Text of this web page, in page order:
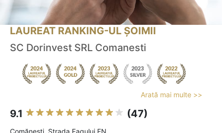
LAUREAT RANKING-UL ȘOIMII
SC Dorinvest SRL Comanesti
Arată mai multe >>
9.1 (47)
Comăneşti, Strada Fagului FN